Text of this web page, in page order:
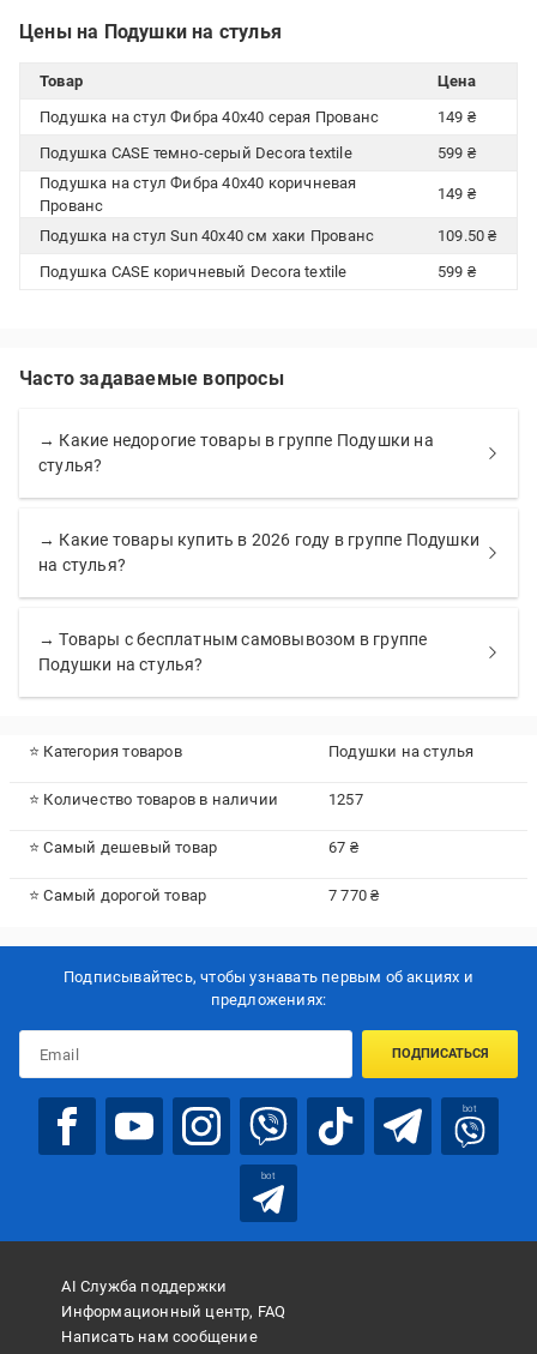
Цены на Подушки на стулья
Товар
Цена
Подушка на стул Фибра 40х40 серая Прованс
149 ₴
Подушка CASE темно-серый Decora textile
599 ₴
Подушка на стул Фибра 40х40 коричневая
Прованс
149 ₴
Подушка на стул Sun 40х40 см хаки Прованс
109.50 ₴
Подушка CASE коричневый Decora textile
599 ₴
Часто задаваемые вопросы
→ Какие недорогие товары в группе Подушки на
стулья?
→ Какие товары купить в 2026 году в группе Подушки
на стулья?
→ Товары с бесплатным самовывозом в группе
Подушки на стулья?
⭐ Категория товаров Подушки на стулья
⭐ Количество товаров в наличии 1257
⭐ Самый дешевый товар 67 ₴
⭐ Самый дорогой товар 7 770 ₴
Подписывайтесь, чтобы узнавать первым об акцияx и
предложениях:
ПОДПИСАТЬСЯ
bot
bot
AI Служба поддержки
Информационный центр, FAQ
Написать нам сообщение